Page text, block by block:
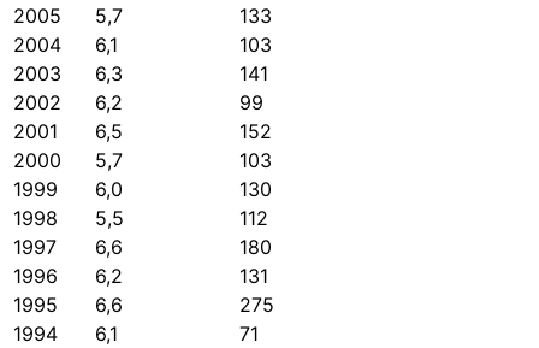
2005
5,7
133
2004
6,1
103
2003
6,3
141
2002
6,2
99
2001
6,5
152
2000
5,7
103
1999
6,0
130
1998
5,5
112
1997
6,6
180
1996
6,2
131
1995
6,6
275
1994
6,1
71